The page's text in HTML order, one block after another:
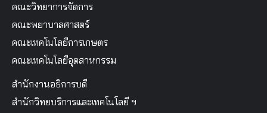
คณะวิทยาการจัดการ
คณะพยาบาลศาสตร์
คณะเทคโนโลยีการเกษตร
คณะเทคโนโลยีอุตสาหกรรม
สำนักงานอธิการบดี
สำนักวิทยบริการและเทคโนโลยี ฯ